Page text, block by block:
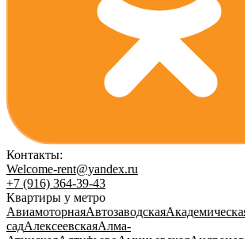
Контакты:
Welcome-rent@yandex.ru
+7 (916) 364-39-43
Квартиры у метро
АвиамоторнаяАвтозаводская
садАлексеевскаяАлма-